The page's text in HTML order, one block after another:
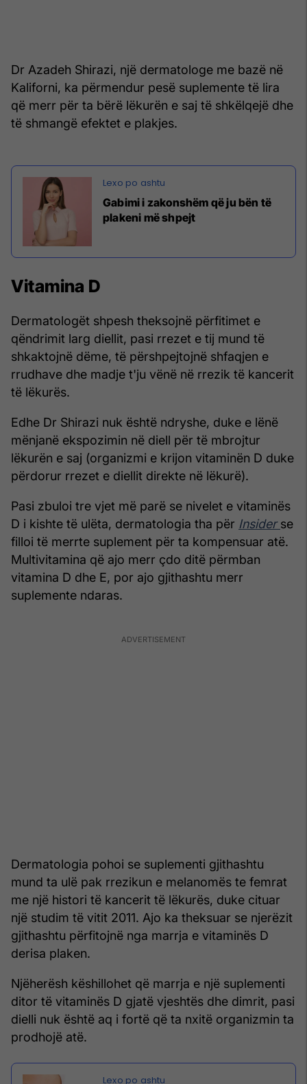
Dr Azadeh Shirazi, një dermatologe me bazë në
Kaliforni, ka përmendur pesë suplemente të lira
që merr për ta bërë lëkurën e saj të shkëlqejë dhe
të shmangë efektet e plakjes.
Gabimi i zakonshëm që ju bën të
plakeni më shpejt
Vitamina D
Dermatologët shpesh theksojnë përfitimet e
qëndrimit larg diellit, pasi rrezet e tij mund të
shkaktojnë dëme, të përshpejtojnë shfaqjen e
rrudhave dhe madje t'ju vënë në rrezik të kancerit
të lëkurës.
Edhe Dr Shirazi nuk është ndryshe, duke e lënë
mënjanë ekspozimin në diell për të mbrojtur
lëkurën e saj (organizmi e krijon vitaminën D duke
përdorur rrezet e diellit direkte në lëkurë).
Pasi zbuloi tre vjet më parë se nivelet e vitaminës
D i kishte të ulëta, dermatologia tha për Insider se
filloi të merrte suplement për ta kompensuar atë.
Multivitamina që ajo merr çdo ditë përmban
vitamina D dhe E, por ajo gjithashtu merr
suplemente ndaras.
Dermatologia pohoi se suplementi gjithashtu
mund ta ulë pak rrezikun e melanomës te femrat
me një histori të kancerit të lëkurës, duke cituar
një studim të vitit 2011. Ajo ka theksuar se njerëzit
gjithashtu përfitojnë nga marrja e vitaminës D
derisa plaken.
Njëherësh këshillohet që marrja e një suplementi
ditor të vitaminës D gjatë vjeshtës dhe dimrit, pasi
dielli nuk është aq i fortë që ta nxitë organizmin ta
prodhojë atë.